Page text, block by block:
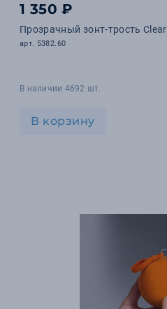
1 350 ₽
Прозрачный зонт-трость Clear
арт. 5382.60
В наличии 4692 шт.
В корзину